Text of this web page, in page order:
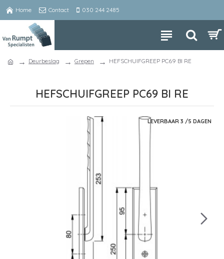
Home Contact 030 244 2485
Deurbeslag Grepen HEFSCHUIFGREEP PC69 BI RE
HEFSCHUIFGREEP PC69 BI RE
LEVERBAAR 3 /5 DAGEN